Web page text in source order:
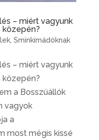
– miért vagyunk
közepén?
, Sminkimádóknak
– miért vagyunk
közepén?
a Bosszúállók
vagyok
a
most mégis kissé